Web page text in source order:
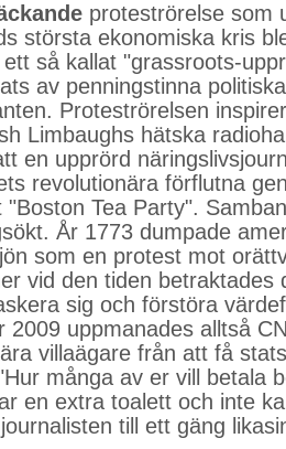
proteströrelse som
största ekonomiska kris
så kallat "grassroots-
av penningstinna
Proteströrelsen
Limbaughs hätska
en upprörd
revolutionära förflutna
Tea Party".
År 1773 dumpade
som en protest mot
vid den tiden betraktades
sig och förstöra
2009 uppmanades alltså
villaägare från att få
många av er vill betala
en extra toalett och inte
till ett gäng